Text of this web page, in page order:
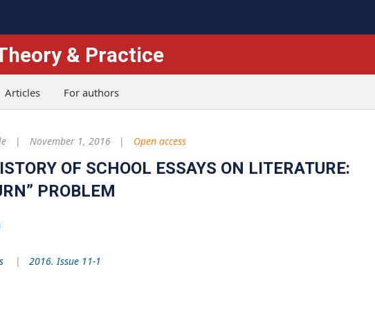
& Practice
Articles For authors
November 1, 2016 Open access
OF SCHOOL ESSAYS ON LITERATURE:
PROBLEM
2016. Issue 11-1